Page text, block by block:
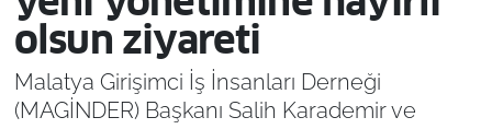
olsun ziyareti
Malatya Girişimci İş İnsanları Derneği
(MAGİNDER) Başkanı Salih Karademir ve